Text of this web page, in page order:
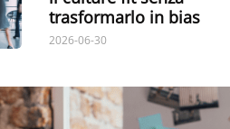
trasformarlo in bias
2026-06-30